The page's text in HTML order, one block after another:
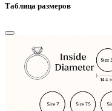
Таблица размеров